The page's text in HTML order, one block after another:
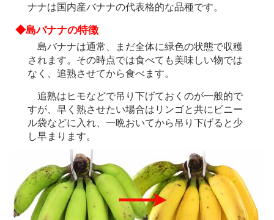
ナナは国内産バナナの代表格的な品種です。
◆島バナナの特徴
島バナナは通常、まだ全体に緑色の状態で収穫
されます。その時点では食べても美味しい物では
なく、追熟させてから食べます。
追熟はヒモなどで吊り下げておくのが一般的で
すが、早く熟させたい場合はリンゴと共にビニー
ル袋などに入れ、一晩おいてから吊り下げると少
し早まります。